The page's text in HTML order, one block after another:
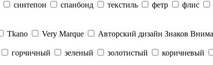
синтепон спанбонд текстиль фетр флис
Tkano Very Marque Авторский дизайн Знаков
горчичный зеленый золотистый коричневый